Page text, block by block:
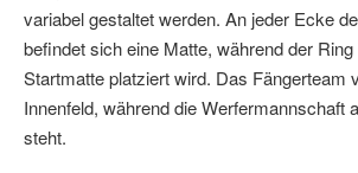
variabel gestaltet werden. An jeder Ecke
befindet sich eine Matte, während der
Startmatte platziert wird. Das Fängerteam
Innenfeld, während die Werfermannschaft
steht.